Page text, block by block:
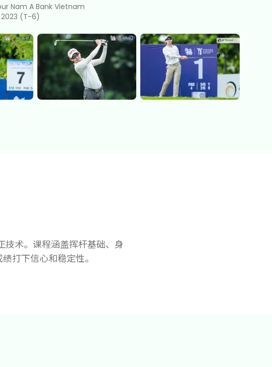
Nam A Bank Vietnam
(T-6)
技术。课程涵盖挥杆基础、身
打下信心和稳定性。